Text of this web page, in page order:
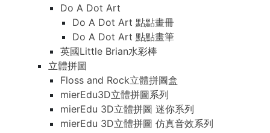
Do A Dot Art
Do A Dot Art 點點畫冊
Do A Dot Art 點點畫筆
英國Little Brian水彩棒
立體拼圖
Floss and Rock立體拼圖盒
mierEdu3D立體拼圖系列
mierEdu 3D立體拼圖 迷你系列
mierEdu 3D立體拼圖 仿真音效系列